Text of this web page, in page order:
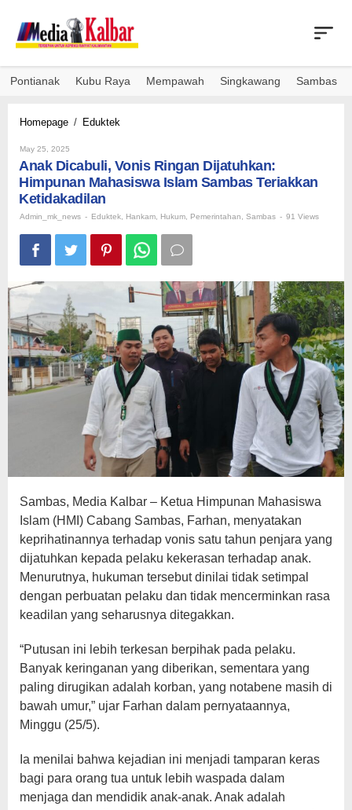
content
Pontianak Kubu Raya Mempawah Singkawang Sambas
Homepage / Eduktek
Ringan
Dijatuhkan:
Islam
Sambas
Teriakkan
Ketidakadilan
May 25, 2025
Anak Dicabuli, Vonis Ringan Dijatuhkan:
Himpunan Mahasiswa Islam Sambas Teriakkan
Ketidakadilan
Admin_mk_news - Eduktek Hankam Hukum Pemerintahan Sambas - 91 Views
Sambas, Media Kalbar – Ketua Himpunan Mahasiswa
Islam (HMI) Cabang Sambas, Farhan, menyatakan
keprihatinannya terhadap vonis satu tahun penjara yang
dijatuhkan kepada pelaku kekerasan terhadap anak.
Menurutnya, hukuman tersebut dinilai tidak setimpal
dengan perbuatan pelaku dan tidak mencerminkan rasa
keadilan yang seharusnya ditegakkan.
“Putusan ini lebih terkesan berpihak pada pelaku.
Banyak keringanan yang diberikan, sementara yang
paling dirugikan adalah korban, yang notabene masih di
bawah umur,” ujar Farhan dalam pernyataannya,
Minggu (25/5).
Ia menilai bahwa kejadian ini menjadi tamparan keras
bagi para orang tua untuk lebih waspada dalam
menjaga dan mendidik anak-anak. Anak adalah